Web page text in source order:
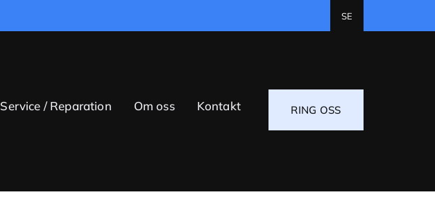
SE
RING OSS
Service / Reparation Om oss Kontakt